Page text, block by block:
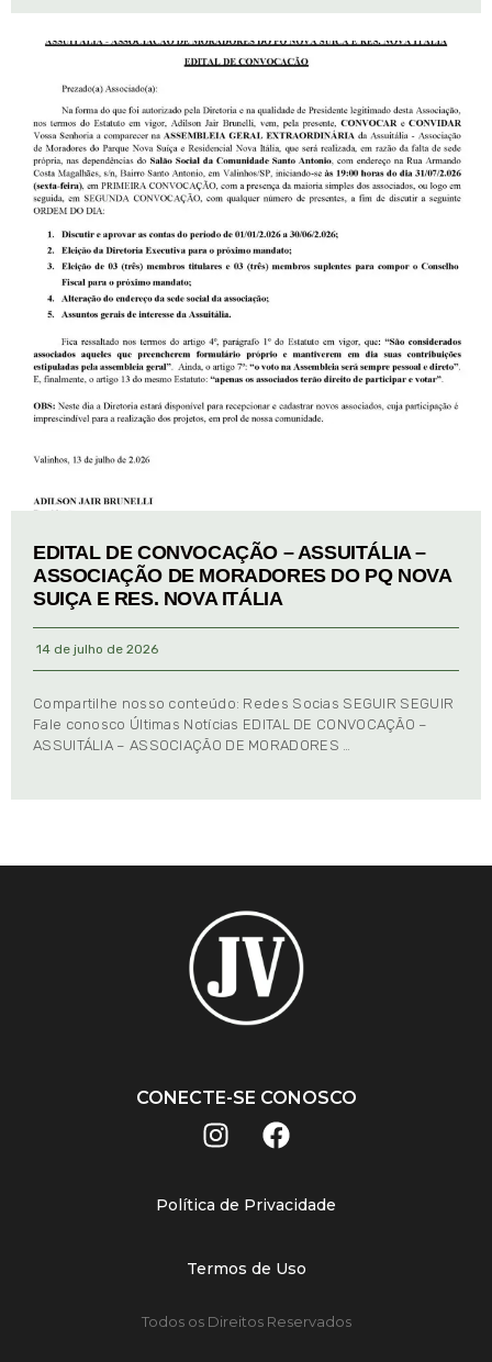
EDITAL DE CONVOCAÇÃO – ASSUITÁLIA –
ASSOCIAÇÃO DE MORADORES DO PQ NOVA
SUIÇA E RES. NOVA ITÁLIA
14 de julho de 2026
Compartilhe nosso conteúdo: Redes Socias SEGUIR SEGUIR
Fale conosco Últimas Notícias EDITAL DE CONVOCAÇÃO –
ASSUITÁLIA – ASSOCIAÇÃO DE MORADORES …
CONECTE-SE CONOSCO
Política de Privacidade
Termos de Uso
Todos os Direitos Reservados